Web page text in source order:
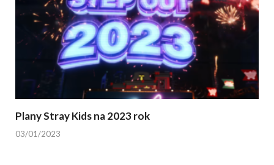
Plany Stray Kids na 2023 rok
03/01/2023